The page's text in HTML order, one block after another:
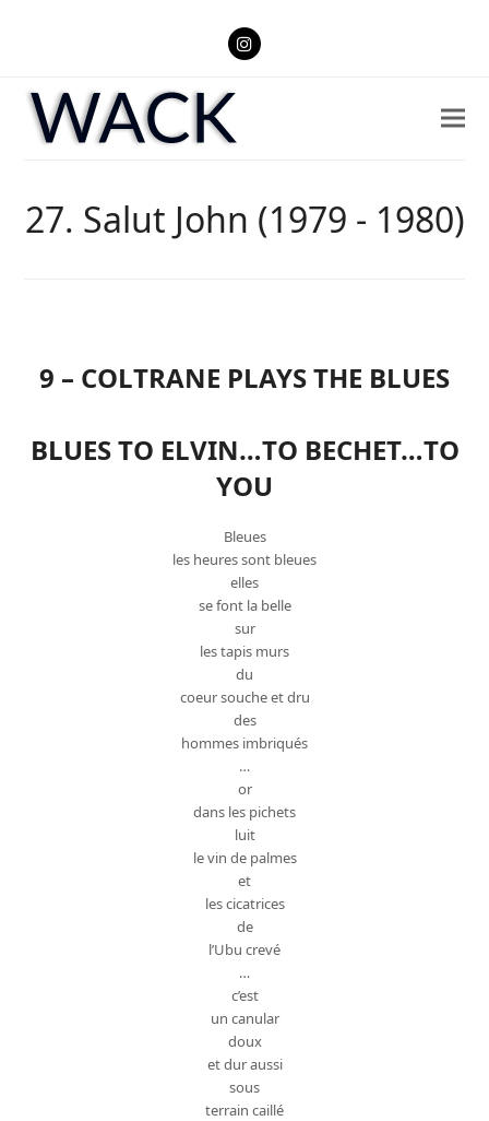
Instagram
27. Salut John (1979 - 1980)
9 – COLTRANE PLAYS THE BLUES
BLUES TO ELVIN…TO BECHET…TO
YOU
Bleues
les heures sont bleues
elles
se font la belle
sur
les tapis murs
du
coeur souche et dru
des
hommes imbriqués
…
or
dans les pichets
luit
le vin de palmes
et
les cicatrices
de
l’Ubu crevé
…
c’est
un canular
doux
et dur aussi
sous
terrain caillé